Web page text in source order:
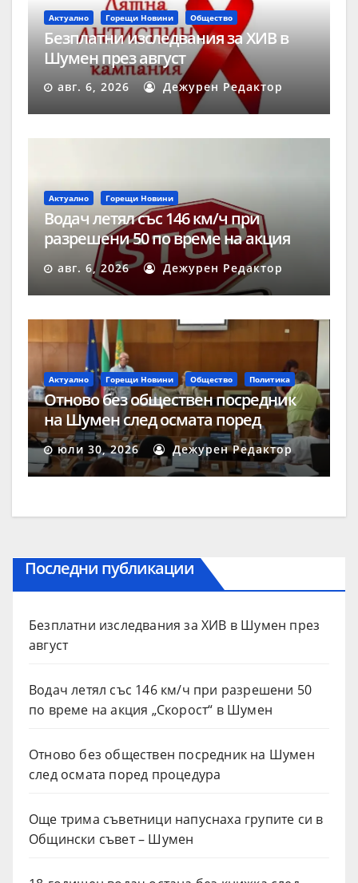
Актуално Горещи Новини Общество
Безплатни изследвания за ХИВ в
Шумен през август
авг. 6, 2026 Дежурен Редактор
Актуално Горещи Новини
Водач летял със 146 км/ч при
разрешени 50 по време на акция
„Скорост“ в Шумен
авг. 6, 2026 Дежурен Редактор
Актуално Горещи Новини Общество Политика
Отново без обществен посредник
на Шумен след осмата поред
процедура
юли 30, 2026 Дежурен Редактор
Последни публикации
Безплатни изследвания за ХИВ в Шумен през
август
Водач летял със 146 км/ч при разрешени 50
по време на акция „Скорост“ в Шумен
Отново без обществен посредник на Шумен
след осмата поред процедура
Още трима съветници напуснаха групите си в
Общински съвет – Шумен